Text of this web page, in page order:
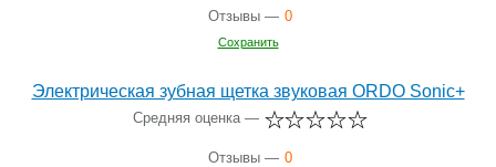
Отзывы — 0
Сохранить
Электрическая зубная щетка звуковая ORDO Sonic+
Средняя оценка —
Отзывы — 0